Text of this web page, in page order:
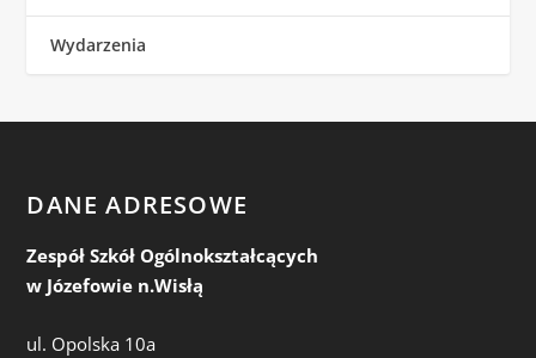
Wydarzenia
DANE ADRESOWE
Zespół Szkół Ogólnokształcących
w Józefowie n.Wisłą
ul. Opolska 10a